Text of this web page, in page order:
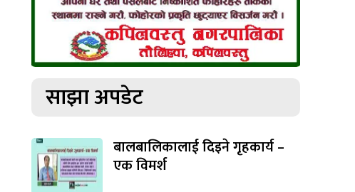
साझा अपडेट
बालबालिकालाई दिइने गृहकार्य –
एक विमर्श